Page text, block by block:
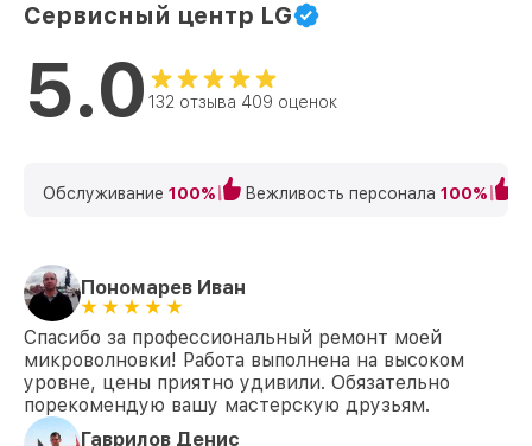
Сервисный центр LG
5.0 132 отзыва 409 оценок
Обслуживание 100% Вежливость персонала 100%
Пономарев Иван
Спасибо за профессиональный ремонт моей
микроволновки! Работа выполнена на высоком
уровне, цены приятно удивили. Обязательно
порекомендую вашу мастерскую друзьям.
Гаврилов Денис